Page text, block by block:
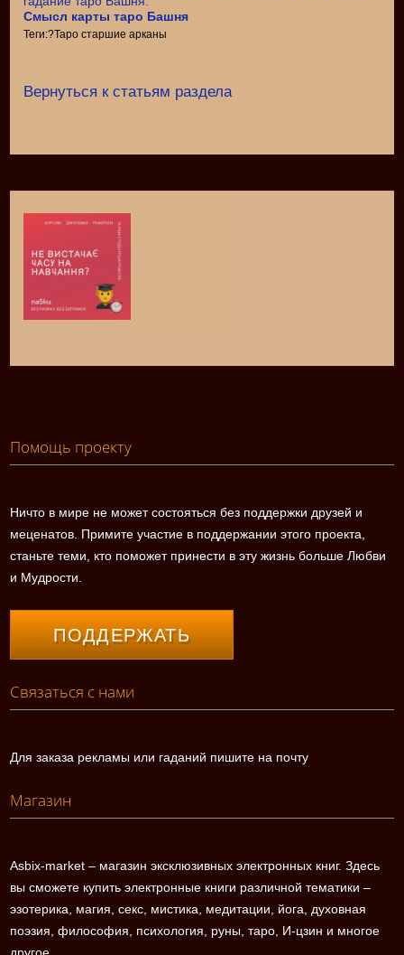
Смысл карты таро Башня
Теги:?Таро старшие арканы
Вернуться к статьям раздела
Помощь проекту
Ничто в мире не может состояться без поддержки друзей и
меценатов. Примите участие в поддержании этого проекта,
станьте теми, кто поможет принести в эту жизнь больше Любви
и Мудрости.
ПОДДЕРЖАТЬ
Связаться с нами
Для заказа рекламы или гаданий пишите на почту
Магазин
Asbix-market – магазин эксклюзивных электронных книг. Здесь
вы сможете купить электронные книги различной тематики –
эзотерика, магия, секс, мистика, медитации, йога, духовная
поэзия, философия, психология, руны, таро, И-цзин и многое
другое.